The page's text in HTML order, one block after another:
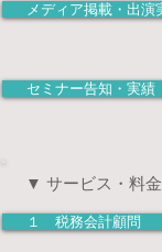
セミナー告知・実績
１ 税務会計顧問
▼ サービス・料
メディア掲載・出演